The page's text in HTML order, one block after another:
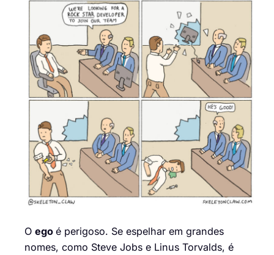
O ego é perigoso. Se espelhar em grandes
nomes, como Steve Jobs e Linus Torvalds, é